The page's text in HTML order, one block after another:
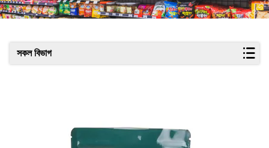
সকল বিভাগ